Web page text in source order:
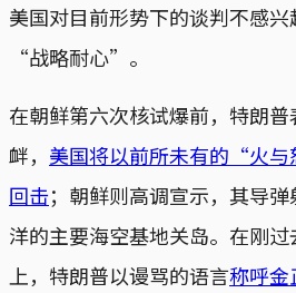
美国对目前形势下的谈判不感
“战略耐心”。
在朝鲜第六次核试爆前，特朗
衅， 美国将以前所未有的“火
回击；朝鲜则高调宣示，其导
洋的主要海空基地关岛。在刚
上，特朗普以谩骂的语言称呼